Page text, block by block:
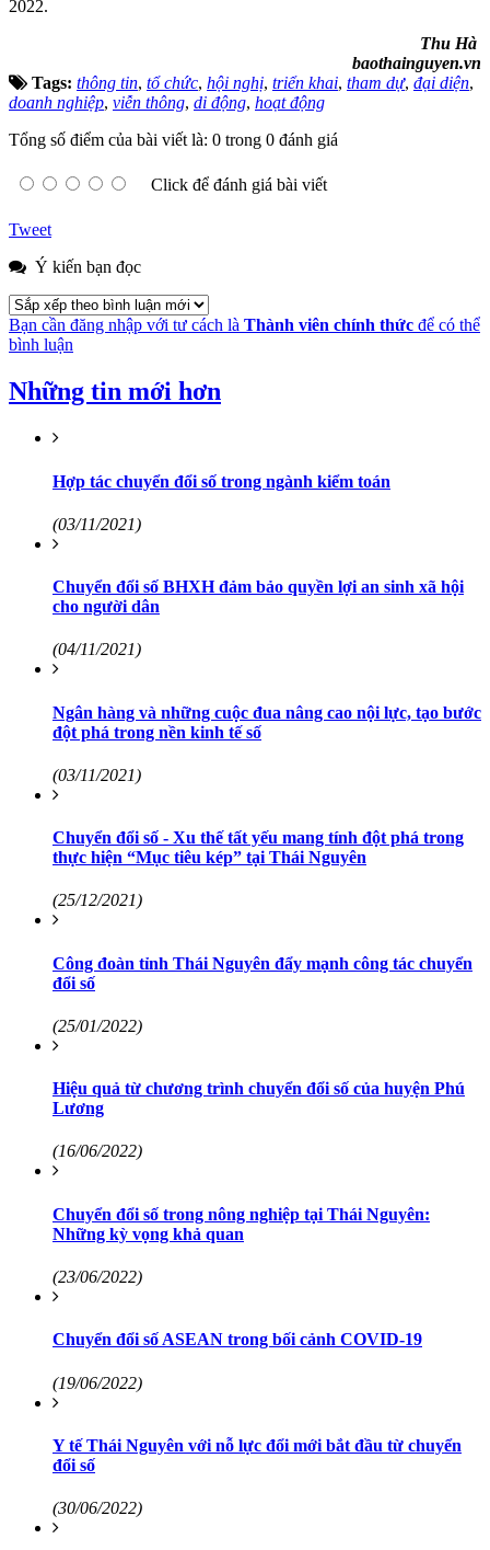
2022.
Thu Hà
baothainguyen.vn
Tags: thông tin, tổ chức, hội nghị, triển khai, tham dự, đại diện,
doanh nghiệp, viễn thông, di động, hoạt động
Tổng số điểm của bài viết là: 0 trong 0 đánh giá
Click để đánh giá bài viết
Tweet
Ý kiến bạn đọc
Bạn cần đăng nhập với tư cách là Thành viên chính thức để có thể
bình luận
Những tin mới hơn
Hợp tác chuyển đổi số trong ngành kiểm toán
(03/11/2021)
Chuyển đổi số BHXH đảm bảo quyền lợi an sinh xã hội
cho người dân
(04/11/2021)
Ngân hàng và những cuộc đua nâng cao nội lực, tạo bước
đột phá trong nền kinh tế số
(03/11/2021)
Chuyển đổi số - Xu thế tất yếu mang tính đột phá trong
thực hiện “Mục tiêu kép” tại Thái Nguyên
(25/12/2021)
Công đoàn tỉnh Thái Nguyên đẩy mạnh công tác chuyển
đổi số
(25/01/2022)
Hiệu quả từ chương trình chuyển đổi số của huyện Phú
Lương
(16/06/2022)
Chuyển đổi số trong nông nghiệp tại Thái Nguyên:
Những kỳ vọng khả quan
(23/06/2022)
Chuyển đổi số ASEAN trong bối cảnh COVID-19
(19/06/2022)
Y tế Thái Nguyên với nỗ lực đổi mới bắt đầu từ chuyển
đổi số
(30/06/2022)